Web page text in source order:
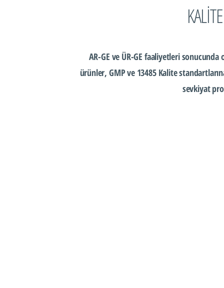
AR-GE ve ÜR-GE faaliyetleri
ürünler, GMP ve 13485 Kalite
sevkiyat